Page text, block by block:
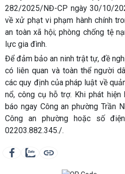
282/2025/NĐ-CP ngày 30/10/
về xử phạt vi phạm hành chính
an toàn xã hội; phòng chống tệ
lực gia đình.
Để đảm bảo an ninh trật tự, đề
có liên quan và toàn thể người
các quy định của pháp luật về
nổ, công cụ hỗ trợ. Khi phát
báo ngay Công an phường Trần
Công an phường hoặc số
02203.882.345./.